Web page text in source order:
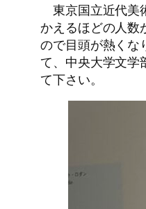
東京国立近代美
かえるほどの人数
ので目頭が熱くな
て、中央大学文学
て下さい。